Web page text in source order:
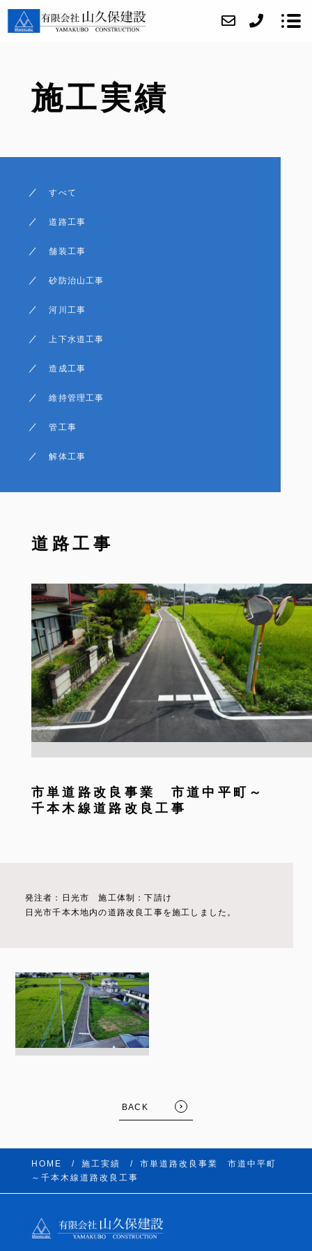
施工実績
すべて
道路工事
舗装工事
砂防治山工事
河川工事
上下水道工事
造成工事
維持管理工事
管工事
解体工事
道路工事
市単道路改良事業 市道中平町～
千本木線道路改良工事
発注者：日光市 施工体制：下請け
日光市千本木地内の道路改良工事を施工しました。
BACK
HOME 施工実績
市単道路改良事業 市道中平町
～千本木線道路改良工事